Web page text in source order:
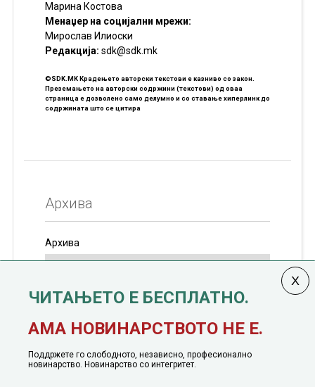
Марина Костова
Менаџер на социјални мрежи:
Мирослав Илиоски
Редакцијa: sdk@sdk.mk
©SDK.MK Крадењето авторски текстови е казниво со закон.
Преземањето на авторски содржини (текстови) од оваа
страница е дозволено само делумно и со ставање хиперлинк до
содржината што се цитира
Архива
Архива
јануари, 1991 година
ЧИТАЊЕТО Е БЕСПЛАТНО.
АМА НОВИНАРСТВОТО НЕ Е.
Поддржете го слободното, независно, професионално
новинарство. Новинарство со интегритет.